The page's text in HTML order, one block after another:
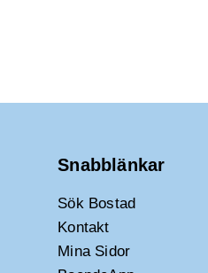
Snabblänkar
Sök Bostad
Kontakt
Mina Sidor